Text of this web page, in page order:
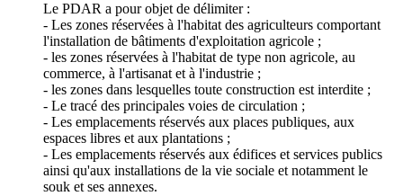
Le PDAR a pour objet de délimiter :
- Les zones réservées à l'habitat des agriculteurs comportant
l'installation de bâtiments d'exploitation agricole ;
- les zones réservées à l'habitat de type non agricole, au
commerce, à l'artisanat et à l'industrie ;
- les zones dans lesquelles toute construction est interdite ;
- Le tracé des principales voies de circulation ;
- Les emplacements réservés aux places publiques, aux
espaces libres et aux plantations ;
- Les emplacements réservés aux édifices et services publics
ainsi qu'aux installations de la vie sociale et notamment le
souk et ses annexes.